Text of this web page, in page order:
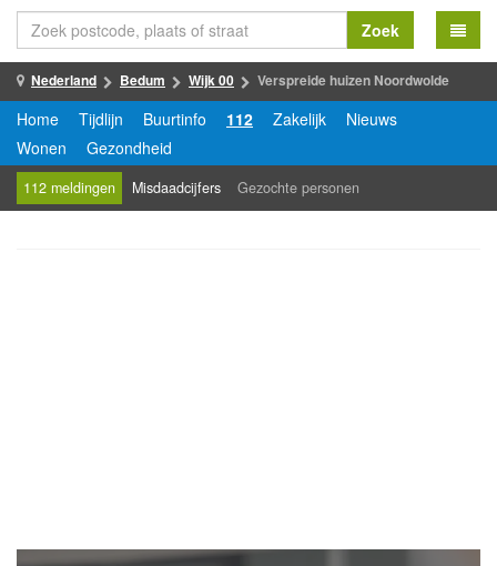
Zoek
Nederland Bedum Wijk 00 Verspreide huizen Noordwolde
Home Tijdlijn Buurtinfo 112 Zakelijk
Nieuws
Wonen
Gezondheid
112 meldingen Misdaadcijfers Gezochte personen